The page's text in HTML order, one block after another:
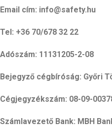
Email cím: info@safety.hu
Tel: +36 70/678 32 22
Adószám: 11131205-2-08
Bejegyző cégbíróság: Győri
Cégjegyzékszám: 08-09-
Számlavezető Bank: MBH